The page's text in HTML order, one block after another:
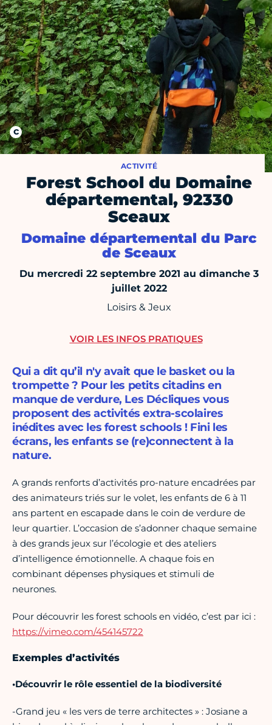
ACTIVITÉ
Forest School du Domaine
départemental, 92330
Sceaux
Domaine départemental du Parc
de Sceaux
Du mercredi 22 septembre 2021 au dimanche 3
juillet 2022
Loisirs & Jeux
Qui a dit qu’il n'y avait que le basket ou la
trompette ? Pour les petits citadins en
manque de verdure, Les Décliques vous
proposent des activités extra-scolaires
inédites avec les forest schools ! Fini les
écrans, les enfants se (re)connectent à la
nature.
A grands renforts d’activités pro-nature encadrées par
des animateurs triés sur le volet, les enfants de 6 à 11
ans partent en escapade dans le coin de verdure de
leur quartier. L’occasion de s’adonner chaque semaine
à des grands jeux sur l’écologie et des ateliers
d’intelligence émotionnelle. A chaque fois en
combinant dépenses physiques et stimuli de
neurones.
Pour découvrir les forest schools en vidéo, c’est par ici :
https://vimeo.com/454145722
Exemples d’activités
•Découvrir le rôle essentiel de la biodiversité
-Grand jeu « les vers de terre architectes » : Josiane a
VOIR LES INFOS PRATIQUES